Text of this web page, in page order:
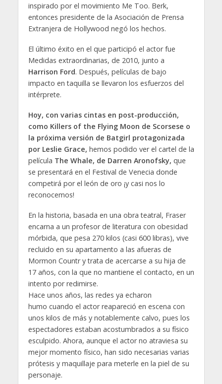
inspirado por el movimiento Me Too. Berk,
entonces presidente de la Asociación de Prensa
Extranjera de Hollywood negó los hechos.
El último éxito en el que participó el actor fue
Medidas extraordinarias, de 2010, junto a
Harrison Ford. Después, películas de bajo
impacto en taquilla se llevaron los esfuerzos del
intérprete.
Hoy, con varias cintas en post-producción,
como Killers of the Flying Moon de Scorsese o
la próxima versión de Batgirl protagonizada
por Leslie Grace, hemos podido ver el cartel de la
película The Whale, de Darren Aronofsky, que
se presentará en el Festival de Venecia donde
competirá por el león de oro ¡y casi nos lo
reconocemos!
En la historia, basada en una obra teatral, Fraser
encarna a un profesor de literatura con obesidad
mórbida, que pesa 270 kilos (casi 600 libras), vive
recluido en su apartamento a las afueras de
Mormon Countr y trata de acercarse a su hija de
17 años, con la que no mantiene el contacto, en un
intento por redimirse.
Hace unos años, las redes ya echaron
humo cuando el actor reapareció en escena con
unos kilos de más y notablemente calvo, pues los
espectadores estaban acostumbrados a su físico
esculpido. Ahora, aunque el actor no atraviesa su
mejor momento físico, han sido necesarias varias
prótesis y maquillaje para meterle en la piel de su
personaje.